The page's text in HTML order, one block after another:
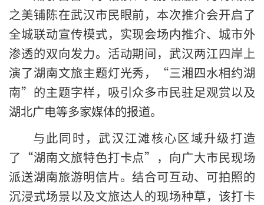
之美铺陈在武汉市民眼前，本次推介会开启了
全城联动宣传模式，实现会场内推介、城市外
渗透的双向发力。活动期间，武汉两江四岸上
演了湖南文旅主题灯光秀，“三湘四水相约湖
南”的主题字样，吸引众多市民驻足观赏以及
湖北广电等多家媒体的报道。
与此同时，武汉江滩核心区域升级打造
了“湖南文旅特色打卡点”，向广大市民现场
派送湖南旅游明信片。结合可互动、可拍照的
沉浸式场景以及文旅达人的现场种草，该打卡